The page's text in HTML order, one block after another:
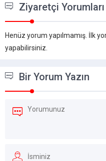
Ziyaretçi Yorumları
Henüz yorum yapılmamış. İlk
yapabilirsiniz.
Bir Yorum Yazın